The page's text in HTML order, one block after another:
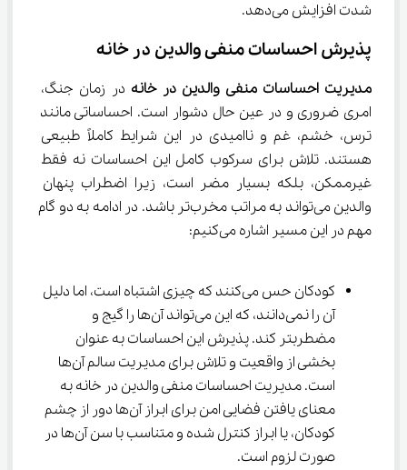
شدت افزایش می‌دهد.
پذیرش احساسات منفی والدین در خانه
مدیریت احساسات منفی والدین در خانه در زمان جنگ،
امری ضروری و در عین حال دشوار است. احساساتی مانند
ترس، خشم، غم و ناامیدی در این شرایط کاملاً طبیعی
هستند. تلاش برای سرکوب کامل این احساسات نه فقط
غیرممکن، بلکه بسیار ‌مضر است، زیرا اضطراب پنهان
والدین می‌تواند به مراتب مخرب‌تر باشد. در ادامه به دو گام
مهم در این مسیر اشاره می‌کنیم:
کودکان حس می‌کنند که چیزی اشتباه است، اما دلیل
آن را نمی‌دانند، که این می‌تواند آن‌ها را گیج و
مضطرب‎تر کند. پذیرش این احساسات به عنوان
بخشی از واقعیت و تلاش برای مدیریت سالم آن‌ها
است. مدیریت احساسات منفی والدین در خانه به
معنای یافتن فضایی امن برای ابراز آن‌ها دور از چشم
کودکان، یا ابراز کنترل شده و متناسب با سن آن‌ها در
صورت لزوم است.